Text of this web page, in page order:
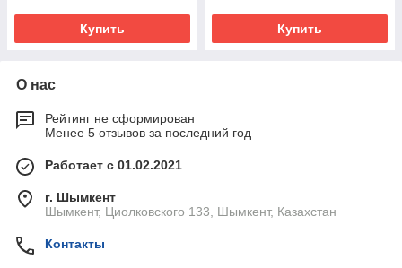
Купить Купить
О нас
Рейтинг не сформирован
Менее 5 отзывов за последний год
Работает с 01.02.2021
г. Шымкент
Шымкент, Циолковского 133, Шымкент, Казахстан
Контакты